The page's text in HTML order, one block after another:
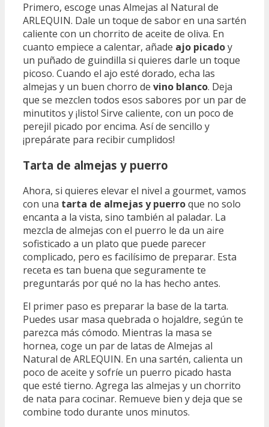
Primero, escoge unas Almejas al Natural de
ARLEQUIN. Dale un toque de sabor en una sartén
caliente con un chorrito de aceite de oliva. En
cuanto empiece a calentar, añade ajo picadoy
un puñado de guindilla si quieres darle un toque
picoso. Cuando el ajo esté dorado, echa las
almejas y un buen chorro de vino blanco. Deja
que se mezclen todos esos sabores por un par de
minutitos y ¡listo! Sirve caliente, con un poco de
perejil picado por encima. Así de sencillo y
¡prepárate para recibir cumplidos!
Tarta de almejas y puerro
Ahora, si quieres elevar el nivel a gourmet, vamos
con una tarta de almejas y puerroque no solo
encanta a la vista, sino también al paladar. La
mezcla de almejas con el puerro le da un aire
sofisticado a un plato que puede parecer
complicado, pero es facilísimo de preparar. Esta
receta es tan buena que seguramente te
preguntarás por qué no la has hecho antes.
El primer paso es preparar la base de la tarta.
Puedes usar masa quebrada o hojaldre, según te
parezca más cómodo. Mientras la masa se
hornea, coge un par de latas de Almejas al
Natural de ARLEQUIN. En una sartén, calienta un
poco de aceite y sofríe un puerro picado hasta
que esté tierno. Agrega las almejas y un chorrito
de nata para cocinar. Remueve bien y deja que se
combine todo durante unos minutos.